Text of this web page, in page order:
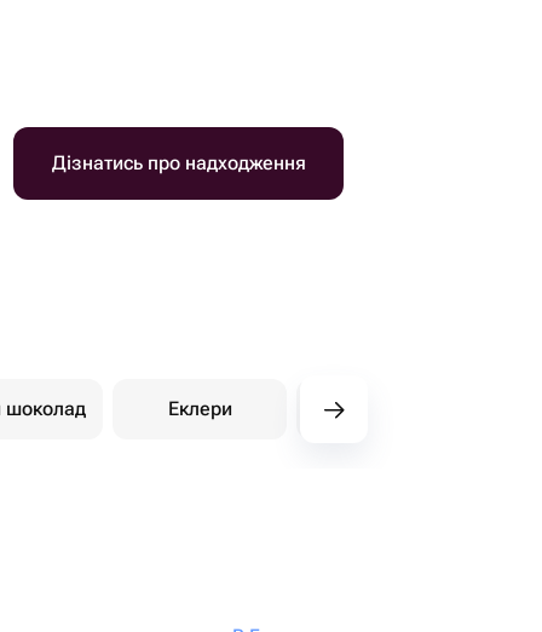
Дізнатись про надходження
шоколад Еклери Східні солодощі